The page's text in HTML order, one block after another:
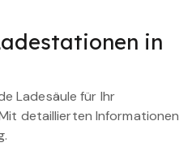
in
Ladesäule für Ihr
detaillierten Informationen